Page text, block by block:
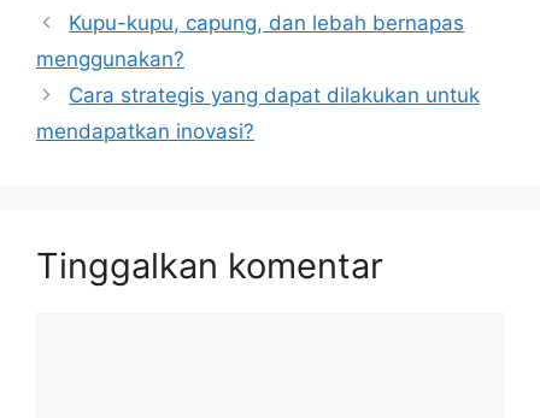
Kupu-kupu, capung, dan lebah bernapas
menggunakan?
Cara strategis yang dapat dilakukan untuk
mendapatkan inovasi?
Tinggalkan komentar